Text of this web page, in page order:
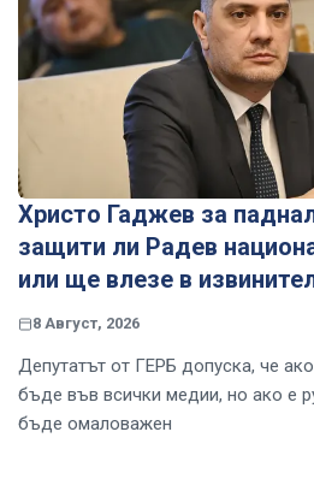
Христо Гаджев за
защити ли Радев
или ще влезе в
8 Август, 2026
Депутатът от ГЕРБ допуска, че
бъде във всички медии, но ако е
бъде омаловажен